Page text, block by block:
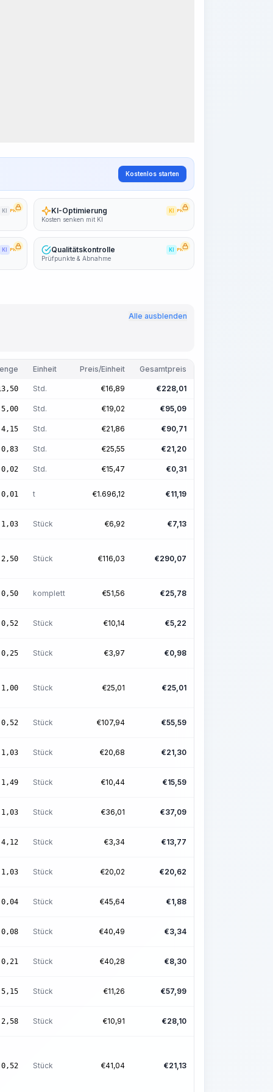
Kostenlos starten
KI PRO KI-Optimierung KI PRO
Kosten senken mit KI
KI PRO Qualitätskontrolle KI PRO
Prüfpunkte & Abnahme
Alle ausblenden
Einheit Preis/Einheit Gesamtpreis
Std. €16,89 €228,01
5,00 Std. €19,02 €95,09
4,15 Std. €21,86 €90,71
0,83 Std. €25,55 €21,20
0,02 Std. €15,47 €0,31
0,01 t €1.696,12 €11,19
1,03 Stück €6,92 €7,13
2,50 Stück €116,03 €290,07
0,50 komplett €51,56 €25,78
0,52 Stück €10,14 €5,22
0,25 Stück €3,97 €0,98
1,00 Stück €25,01 €25,01
0,52 Stück €107,94 €55,59
1,03 Stück €20,68 €21,30
1,49 Stück €10,44 €15,59
1,03 Stück €36,01 €37,09
4,12 Stück €3,34 €13,77
1,03 Stück €20,02 €20,62
0,04 Stück €45,64 €1,88
0,08 Stück €40,49 €3,34
0,21 Stück €40,28 €8,30
5,15 Stück €11,26 €57,99
2,58 Stück €10,91 €28,10
0,52 Stück €41,04 €21,13